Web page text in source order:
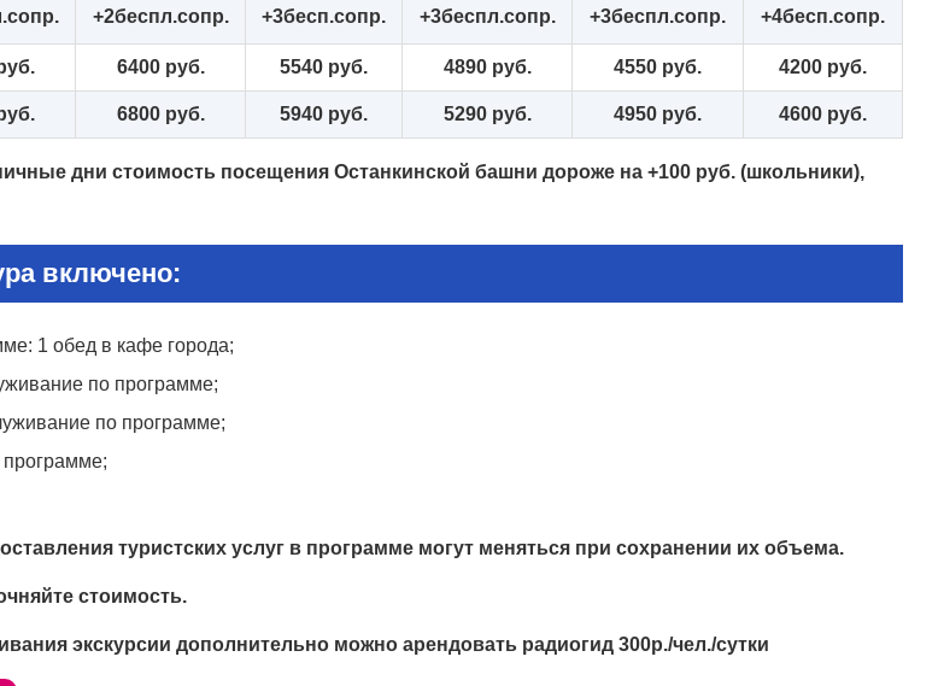
+2беспл.сопр. +3бесп.сопр. +3беспл.сопр. +3беспл.сопр. +4бесп.сопр.
6400 руб. 5540 руб. 4890 руб. 4550 руб. 4200 руб.
6800 руб. 5940 руб. 5290 руб. 4950 руб. 4600 руб.
дни стоимость посещения Останкинской башни дороже на +100 руб. (школьники),
включено:
1 обед в кафе города;
по программе;
по программе;
туристских услуг в программе могут меняться при сохранении их объема.
стоимость.
экскурсии дополнительно можно арендовать радиогид 300р./чел./сутки